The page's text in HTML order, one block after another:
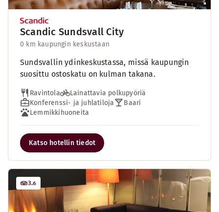
Scandic Sundsvall City
0 km kaupungin keskustaan
Sundsvallin ydinkeskustassa, missä kaupungin
suosittu ostoskatu on kulman takana.
Ravintola
Lainattavia polkupyöriä
Konferenssi- ja juhlatiloja
Baari
Lemmikkihuoneita
Katso hotellin tiedot
3.6